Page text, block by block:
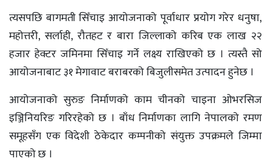
त्यसपछि बागमती सिँचाइ आयोजनाको पूर्वाधार प्रयोग गरेर धनुषा,
महोत्तरी, सर्लाही, रौतहट र बारा जिल्लाको करिब एक लाख २२
हजार हेक्टर जमिनमा सिँचाइ गर्ने लक्ष्य राखिएको छ । त्यस्तै सो
आयोजनाबाट ३१ मेगावाट बराबरको बिजुलीसमेत उत्पादन हुनेछ ।
आयोजनाको सुरुङ निर्माणको काम चीनको चाइना ओभरसिज
इञ्जिनियरिङ गरिरहेको छ । बाँध निर्माणका लागि नेपालको रमण
समूहसँग एक विदेशी ठेकेदार कम्पनीको संयुक्त उपक्रमले जिम्मा
पाएको छ ।